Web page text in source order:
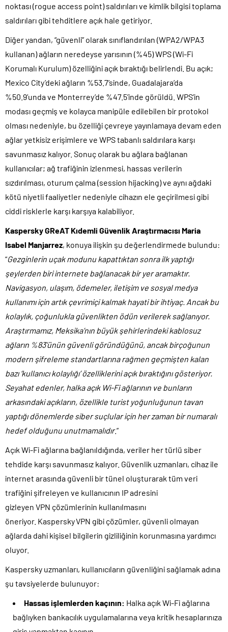
noktası (rogue access point) saldırıları ve kimlik bilgisi toplama
saldırıları gibi tehditlere açık hale getiriyor.
Diğer yandan, “güvenli” olarak sınıflandırılan (WPA2/WPA3
kullanan) ağların neredeyse yarısının (%45) WPS (Wi-Fi
Korumalı Kurulum) özelliğini açık bıraktığı belirlendi. Bu açık;
Mexico City’deki ağların %53.7’sinde, Guadalajara’da
%50.9’unda ve Monterrey’de %47.5’inde görüldü. WPS’in
modası geçmiş ve kolayca manipüle edilebilen bir protokol
olması nedeniyle, bu özelliği çevreye yayınlamaya devam eden
ağlar yetkisiz erişimlere ve WPS tabanlı saldırılara karşı
savunmasız kalıyor. Sonuç olarak bu ağlara bağlanan
kullanıcılar; ağ trafiğinin izlenmesi, hassas verilerin
sızdırılması, oturum çalma (session hijacking) ve aynı ağdaki
kötü niyetli faaliyetler nedeniyle cihazın ele geçirilmesi gibi
ciddi risklerle karşı karşıya kalabiliyor.
Kaspersky GReAT Kıdemli Güvenlik Araştırmacısı Maria
Isabel Manjarrez, konuya ilişkin şu değerlendirmede bulundu:
“Gezginlerin uçak modunu kapattıktan sonra ilk yaptığı
şeylerden biri internete bağlanacak bir yer aramaktır.
Navigasyon, ulaşım, ödemeler, iletişim ve sosyal medya
kullanımı için artık çevrimiçi kalmak hayati bir ihtiyaç. Ancak bu
kolaylık, çoğunlukla güvenlikten ödün verilerek sağlanıyor.
Araştırmamız, Meksika’nın büyük şehirlerindeki kablosuz
ağların %83’ünün güvenli göründüğünü, ancak birçoğunun
modern şifreleme standartlarına rağmen geçmişten kalan
bazı ‘kullanıcı kolaylığı’ özelliklerini açık bıraktığını gösteriyor.
Seyahat edenler, halka açık Wi-Fi ağlarının ve bunların
arkasındaki açıkların, özellikle turist yoğunluğunun tavan
yaptığı dönemlerde siber suçlular için her zaman bir numaralı
hedef olduğunu unutmamalıdır.”
Açık Wi-Fi ağlarına bağlanıldığında, veriler her türlü siber
tehdide karşı savunmasız kalıyor. Güvenlik uzmanları, cihaz ile
internet arasında güvenli bir tünel oluşturarak tüm veri
trafiğini şifreleyen ve kullanıcının IP adresini
gizleyen VPN çözümlerinin kullanılmasını
öneriyor. Kaspersky VPN gibi çözümler, güvenli olmayan
ağlarda dahi kişisel bilgilerin gizliliğinin korunmasına yardımcı
oluyor.
Kaspersky uzmanları, kullanıcıların güvenliğini sağlamak adına
şu tavsiyelerde bulunuyor:
Hassas işlemlerden kaçının: Halka açık Wi-Fi ağlarına
bağlıyken bankacılık uygulamalarına veya kritik hesaplarınıza